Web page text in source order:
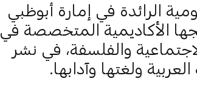
الرائدة في إمارة أبوظبي
الأكاديمية المتخصصة في
والفلسفة، في نشر
ولغتها وآدابها.